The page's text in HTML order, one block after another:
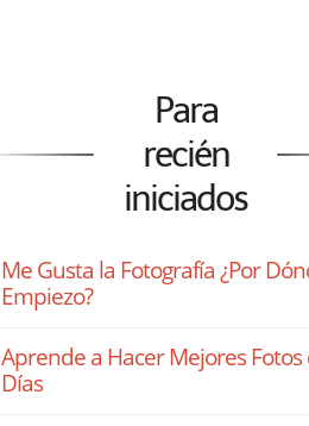
Para
recién
iniciados
Me Gusta la Fotografía ¿Por
Empiezo?
Aprende a Hacer Mejores Fotos
Días